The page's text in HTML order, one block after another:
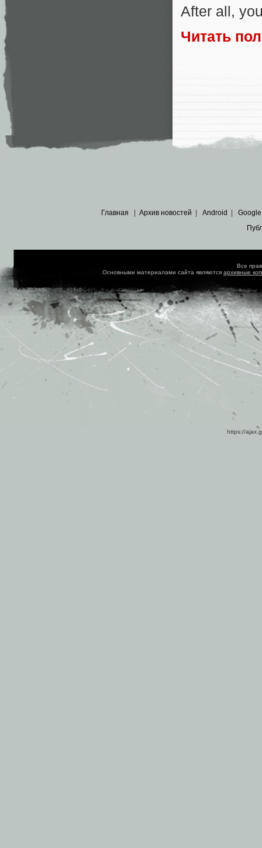
After all,
Читать
Главная | Архив новостей | Android | Google
Все
Основными материалами сайта являются архивные
https://